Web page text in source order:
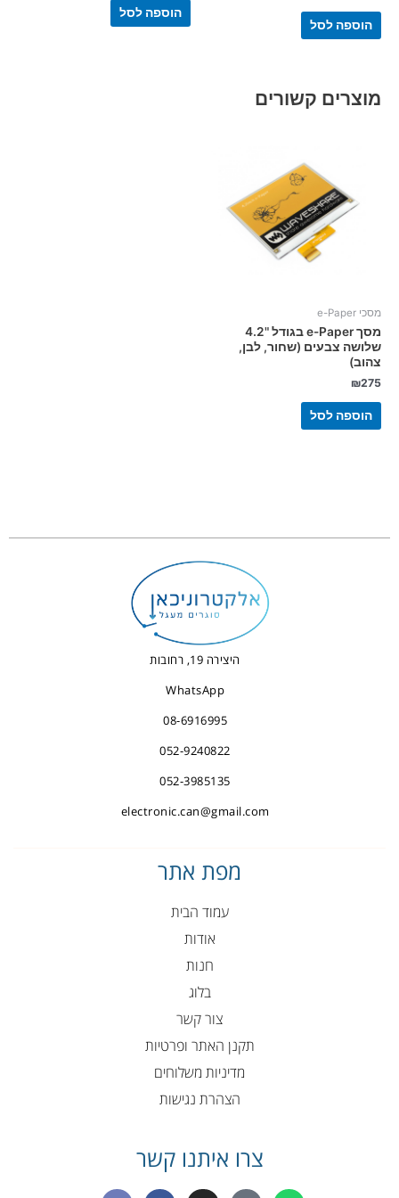
הוספה לסל
הוספה לסל
מוצרים קשורים
מסכי e-Paper
מסך e-Paper בגודל "4.2
שלושה צבעים (שחור, לבן,
צהוב)
₪275
הוספה לסל
היצירה 19, רחובות
WhatsApp
08-6916995
052-9240822
052-3985135
electronic.can@gmail.com
מפת אתר
עמוד הבית
אודות
חנות
בלוג
צור קשר
תקנן האתר ופרטיות
מדיניות משלוחים
הצהרת נגישות
צרו איתנו קשר